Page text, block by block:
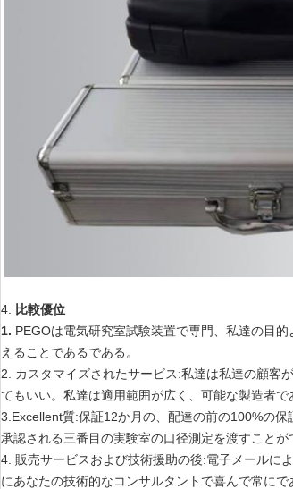
4.
比較優位
1. PEGOは電気研究室試験装置で専門、私達の目
えることであるである。
2. カスタマイズされたサービス:私達は私達の顧客
てもいい。私達は適用範囲が広く、可能な製造者で
3.Excellent質:保証12か月の、配達の前の100%の
承認される三番目の実験室の口径測定を渡すことが
4. 販売サービスおよび技術援助の後:電子メールに
にあなたの技術的なコンサルタントで喜んで常にで